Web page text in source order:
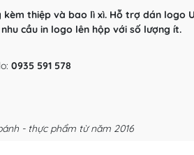
thiệp và bao lì xì. Hỗ trợ dán logo
cầu in logo lên hộp với số lượng ít.
0935 591 578
- thực phẩm từ năm 2016